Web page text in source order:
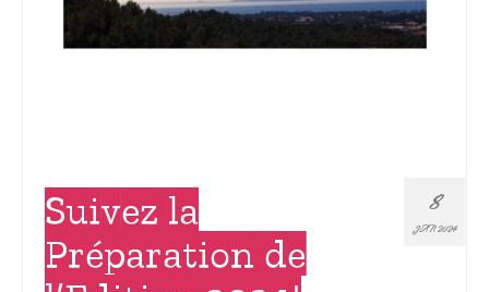
8
JAN 2024
Suivez la
Préparation de